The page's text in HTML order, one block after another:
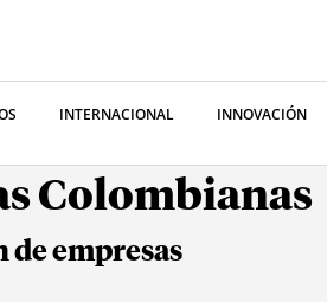
INTERNACIONAL INNOVACIÓN
Colombianas
empresas